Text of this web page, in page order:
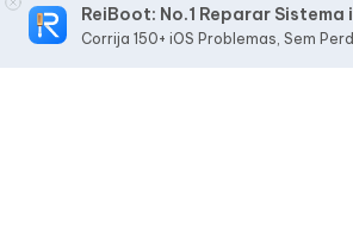
ReiBoot: No.1 Reparar Sistema
Corrija 150+ iOS Problemas, Sem